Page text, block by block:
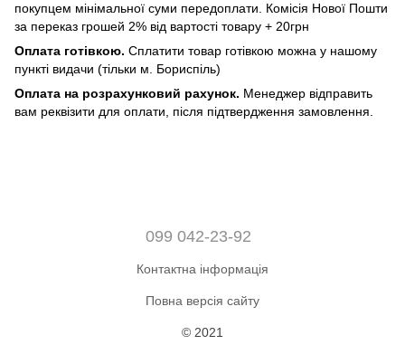
покупцем мінімальної суми передоплати. Комісія Нової Пошти
за переказ грошей 2% від вартості товару + 20грн
Оплата готівкою. Сплатити товар готівкою можна у нашому
пункті видачи (тільки м. Бориспіль)
Оплата на розрахунковий рахунок. Менеджер відправить
вам реквізити для оплати, після підтвердження замовлення.
099 042-23-92
Контактна інформація
Повна версія сайту
© 2021